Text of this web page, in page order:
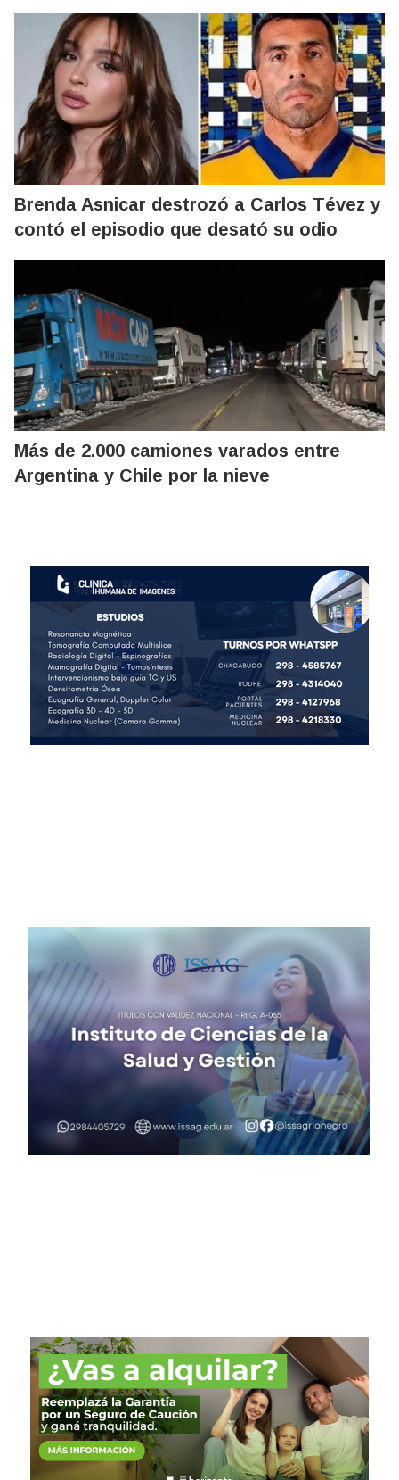
Brenda Asnicar destrozó a Carlos Tévez y
contó el episodio que desató su odio
Más de 2.000 camiones varados entre
Argentina y Chile por la nieve